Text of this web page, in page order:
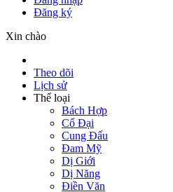
Đăng ký
Xin chào
Theo dõi
Lịch sử
Thể loại
Bách Hợp
Cổ Đại
Cung Đấu
Đam Mỹ
Dị Giới
Dị Năng
Điền Văn